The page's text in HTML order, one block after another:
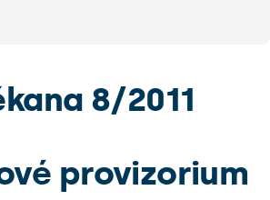
8/2011
provizorium